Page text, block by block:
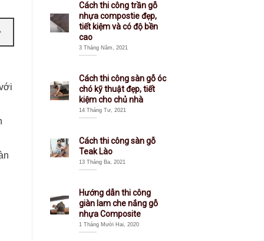
Cách thi công trần gỗ
nhựa compostie đẹp,
tiết kiệm và có độ bền
cao
3 Tháng Năm, 2021
Cách thi công sàn gỗ óc
chó kỹ thuật đẹp, tiết
kiệm cho chủ nhà
14 Tháng Tư, 2021
Cách thi công sàn gỗ
Teak Lào
13 Tháng Ba, 2021
Hướng dẫn thi công
giàn lam che nắng gỗ
nhựa Composite
1 Tháng Mười Hai, 2020